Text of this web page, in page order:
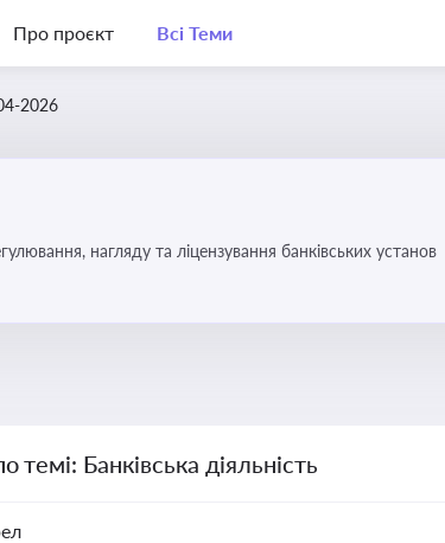
Про проєкт Всі Теми
2026
нагляду та ліцензування банківських установ
Банківська діяльність